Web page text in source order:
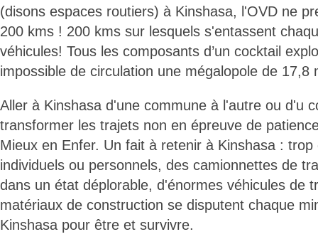
(disons espaces routiers) à Kinshasa, l'OVD ne
200 kms ! 200 kms sur lesquels s'entassent
véhicules! Tous les composants d’un cocktail
impossible de circulation une mégalopole de 17,8
Aller à Kinshasa d'une commune à l'autre ou d'u
transformer les trajets non en épreuve de
Mieux en Enfer. Un fait à retenir à Kinshasa : trop
individuels ou personnels, des camionnettes de
dans un état déplorable, d'énormes véhicules de
matériaux de construction se disputent chaque
Kinshasa pour être et survivre.